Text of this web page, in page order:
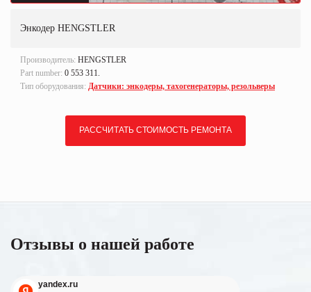
Энкодер HENGSTLER
Производитель: HENGSTLER
Part number: 0 553 311.
Тип оборудования: Датчики: энкодеры, тахогенераторы, резольверы
РАССЧИТАТЬ СТОИМОСТЬ РЕМОНТА
Отзывы о нашей работе
yandex.ru